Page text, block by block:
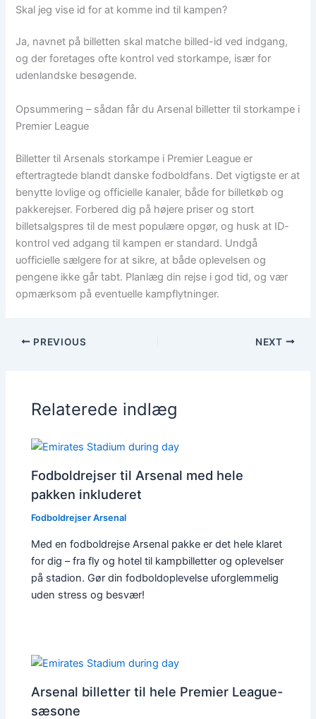
Skal jeg vise id for at komme ind til kampen?
Ja, navnet på billetten skal matche billed-id ved indgang,
og der foretages ofte kontrol ved storkampe, især for
udenlandske besøgende.
Opsummering – sådan får du Arsenal billetter til storkampe i
Premier League
Billetter til Arsenals storkampe i Premier League er
eftertragtede blandt danske fodboldfans. Det vigtigste er at
benytte lovlige og officielle kanaler, både for billetkøb og
pakkerejser. Forbered dig på højere priser og stort
billetsalgspres til de mest populære opgør, og husk at ID-
kontrol ved adgang til kampen er standard. Undgå
uofficielle sælgere for at sikre, at både oplevelsen og
pengene ikke går tabt. Planlæg din rejse i god tid, og vær
opmærksom på eventuelle kampflytninger.
PREVIOUS NEXT
Relaterede indlæg
Fodboldrejser til Arsenal med hele
pakken inkluderet
Fodboldrejser Arsenal
Med en fodboldrejse Arsenal pakke er det hele klaret
for dig – fra fly og hotel til kampbilletter og oplevelser
på stadion. Gør din fodboldoplevelse uforglemmelig
uden stress og besvær!
Arsenal billetter til hele Premier League-
sæsone